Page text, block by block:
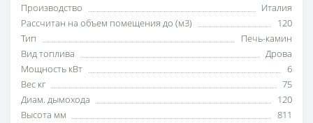
Производство
Италия
Рассчитан на объем помещения до (м3)
120
Тип
Печь-камин
Вид топлива
Дрова
Мощность кВт
6
Вес кг
75
Диам. дымохода
120
Высота мм
811